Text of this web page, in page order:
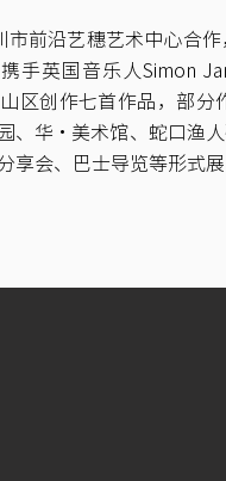
市前沿艺穗艺术中心合
手英国音乐人Simon
区创作七首作品，部
、华·美术馆、蛇口渔
享会、巴士导览等形式